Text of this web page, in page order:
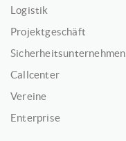
Logistik
Projektgeschäft
Sicherheitsunternehmen
Callcenter
Vereine
Enterprise